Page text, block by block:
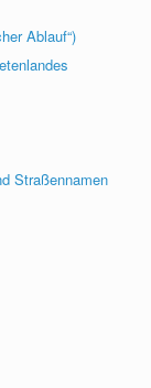
Ablauf“)
Straßennamen